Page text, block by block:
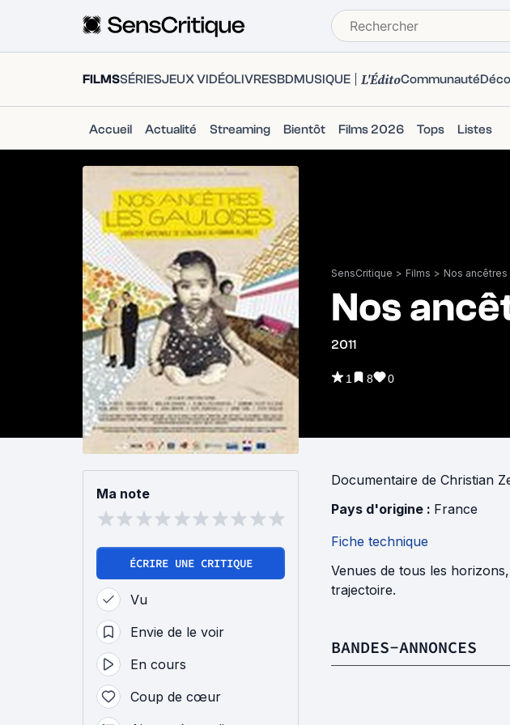
FILMSSÉRIESJEUX VIDÉOLIVRESBDMUSIQUE L'ÉditoCommunauté
Accueil Actualité Streaming Bientôt Films 2026 Tops Listes
SensCritique > Films > Nos
Nos
2011
1 8 0
Ma note
ÉCRIRE UNE CRITIQUE
Vu
Envie de le voir
En cours
Coup de cœur
Documentaire de Christian
Pays d'origine : France
Fiche technique
Venues de tous les
trajectoire.
BANDES-ANNONCES